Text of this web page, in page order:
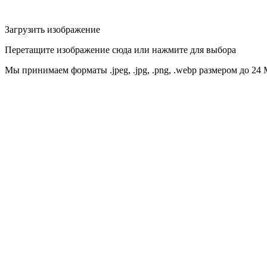
Загрузить изображение
Перетащите изображение сюда или нажмите для выбора
Мы принимаем форматы .jpeg, .jpg, .png, .webp размером до 24